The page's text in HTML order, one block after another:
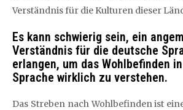
Verständnis für die Kulturen dieser
Es kann schwierig sein, ein
Verständnis für die deutsche
erlangen, um das Wohlbefinden
Sprache wirklich zu verstehen.
Das Streben nach Wohlbefinden ist